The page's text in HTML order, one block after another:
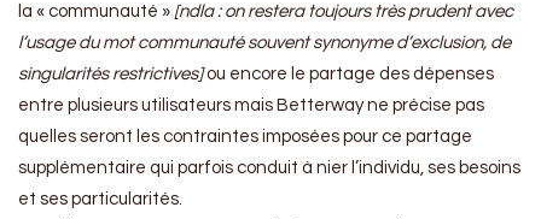
la « communauté » [ndla : on restera toujours très prudent avec
l’usage du mot communauté souvent synonyme d’exclusion, de
singularités restrictives]ou encore le partage des dépenses
entre plusieurs utilisateurs mais Betterway ne précise pas
quelles seront les contraintes imposées pour ce partage
supplémentaire qui parfois conduit à nier l’individu, ses besoins
et ses particularités.